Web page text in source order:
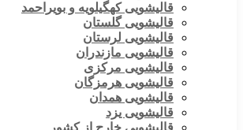
قالیشویی کهگیلویه و بویراحمد
قالیشویی گلستان
قالیشویی لرستان
قالیشویی مازندران
قالیشویی مرکزی
قالیشویی هرمزگان
قالیشویی همدان
قالیشویی یزد
قالیشویی خارج از کشور